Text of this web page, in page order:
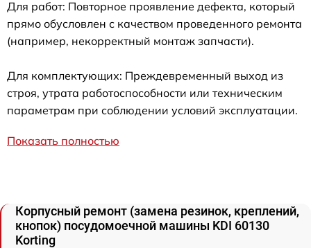
Для работ: Повторное проявление дефекта, который
прямо обусловлен с качеством проведенного ремонта
(например, некорректный монтаж запчасти).
Для комплектующих: Преждевременный выход из
строя, утрата работоспособности или техническим
параметрам при соблюдении условий эксплуатации.
Показать полностью
Корпусный ремонт (замена резинок, креплений,
кнопок) посудомоечной машины KDI 60130
Korting